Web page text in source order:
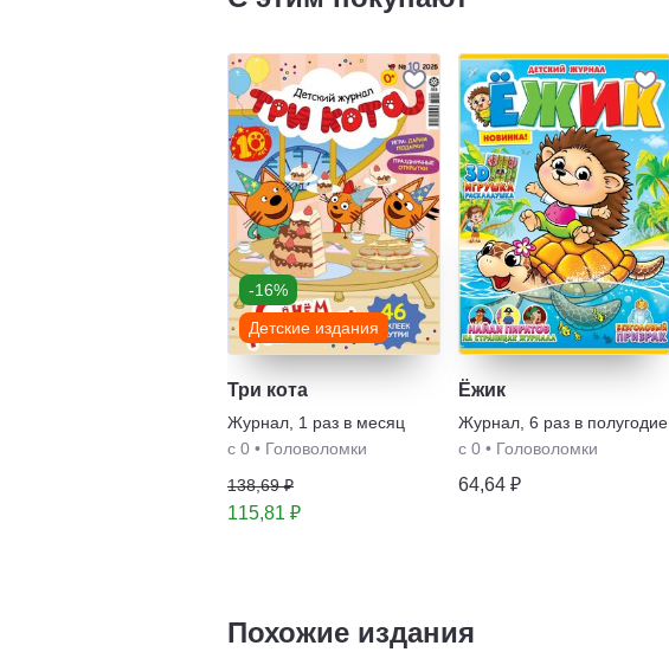
-16%
Детские издания
Три кота
Журнал 1 раз в месяц
с 0 • Головоломки
138,69 ₽
115,81 ₽
Ёжик
Журнал 6 раз в полугодие
с 0 • Головоломки
64,64 ₽
Похожие издания